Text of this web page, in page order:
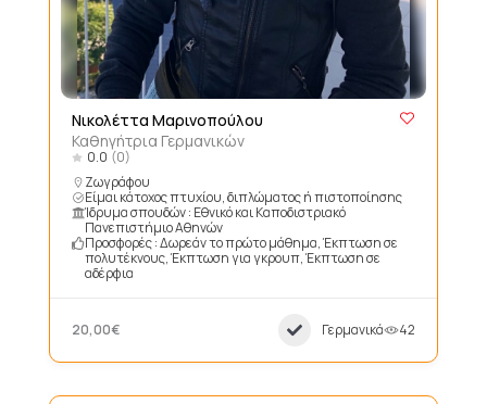
Νικολέττα Μαρινοπούλου
Καθηγήτρια Γερμανικών
0.0 (0)
Ζωγράφου
Είμαι κάτοχος πτυχίου, διπλώματος ή πιστοποίησης
Ίδρυμα σπουδών : Εθνικό και Καποδιστριακό
Πανεπιστήμιο Αθηνών
Προσφορές : Δωρεάν το πρώτο μάθημα, Έκπτωση σε
πολυτέκνους, Έκπτωση για γκρουπ, Έκπτωση σε
αδέρφια
20,00€ Γερμανικά 42